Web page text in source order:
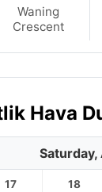
Waning
Crescent
Hava
17 18